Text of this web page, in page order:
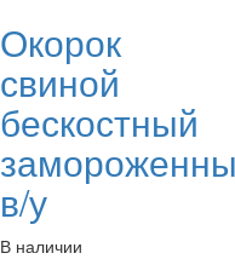
Окорок
свиной
бескостный
в/у
В наличии